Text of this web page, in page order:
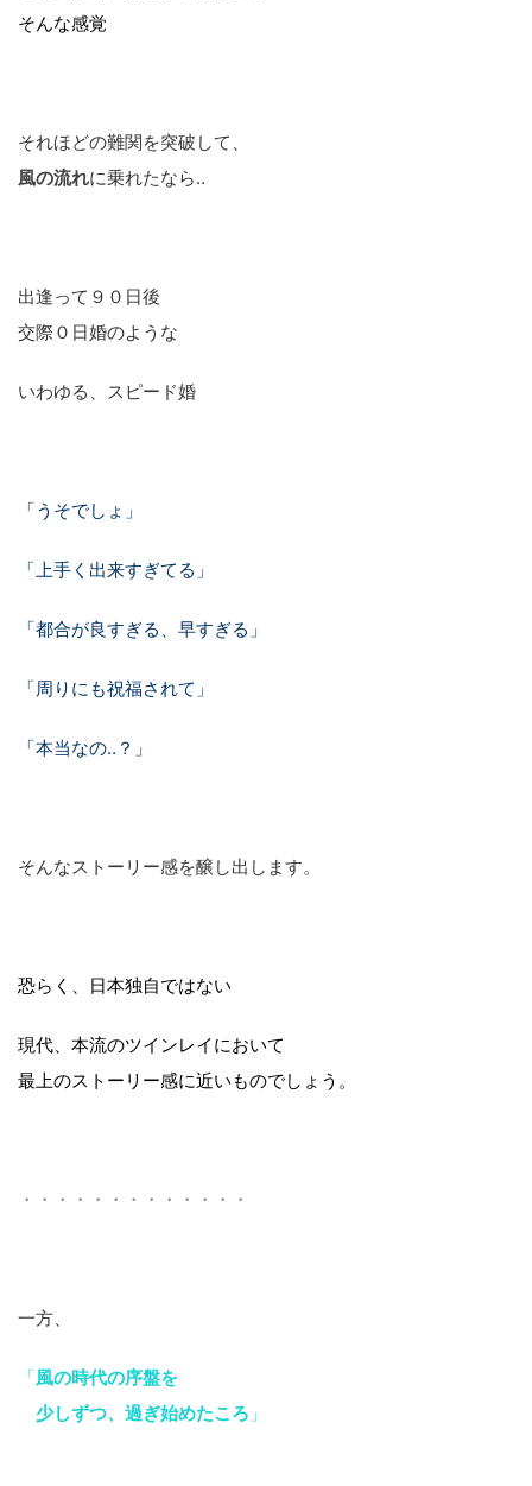
そんな感覚
それほどの難関を突破して、
風の流れに乗れたなら‥
出逢って９０日後
交際０日婚のような
いわゆる、スピード婚
「うそでしょ」
「上手く出来すぎてる」
「都合が良すぎる、早すぎる」
「周りにも祝福されて」
「本当なの‥？」
そんなストーリー感を醸し出します。
恐らく、日本独自ではない
現代、本流のツインレイにおいて
最上のストーリー感に近いものでしょう。
・・・・・・・・・・・・・
一方、
「風の時代の序盤を
少しずつ、過ぎ始めたころ 」